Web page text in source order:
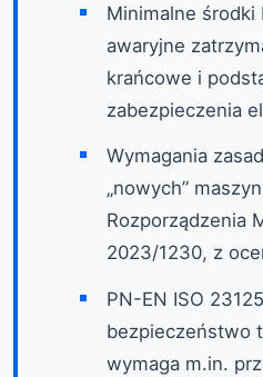
Minimalne środki
awaryjne
krańcowe i
zabezpieczenia
Wymagania
„nowych”
Rozporządzenia
2023/1230, z
PN-EN ISO
bezpieczeństwo
wymaga m.in.